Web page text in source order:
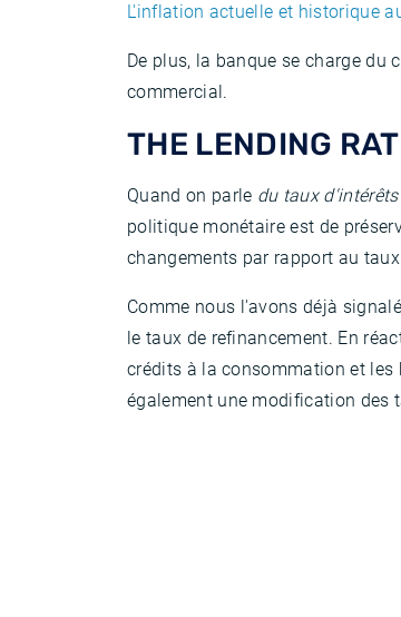
L'inflation actuelle et historique
De plus, la banque se charge du
commercial.
THE LENDING
Quand on parle du taux
politique monétaire est de
changements par rapport au
Comme nous l'avons déjà
le taux de refinancement. En
crédits à la consommation et
également une modification des